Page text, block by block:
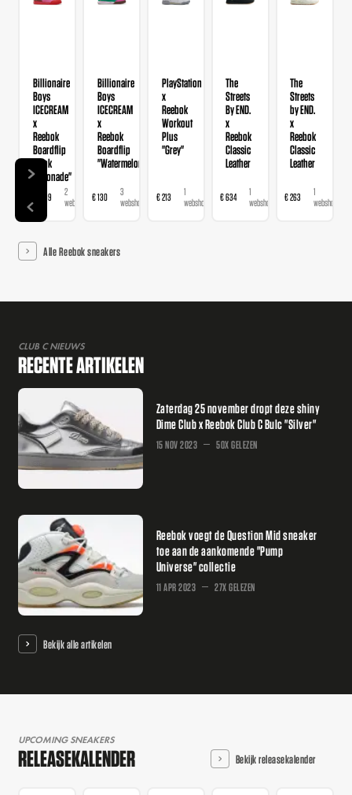
Billionaire
Boys
ICECREAM
x
Reebok
Boardflip
"Pink
Lemonade"
€ 159,99
2
webshops
Billionaire
Boys
ICECREAM
x
Reebok
Boardflip
"Watermelon"
€ 130
3
webshops
PlayStation
x
Reebok
Workout
Plus
"Grey"
€ 213
1
webshop
The
Streets
By END.
x
Reebok
Classic
Leather
€ 634
1
webshop
The
Streets
by END.
x
Reebok
Classic
Leather
€ 263
1
webshop
Alle Reebok sneakers
CLUB C NIEUWS
RECENTE ARTIKELEN
Zaterdag 25 november dropt deze shiny
Dime Club x Reebok Club C Bulc "Silver"
15 NOV 2023 50X GELEZEN
Reebok voegt de Question Mid sneaker
toe aan de aankomende "Pump
Universe" collectie
11 APR 2023 27X GELEZEN
Bekijk alle artikelen
UPCOMING SNEAKERS
RELEASEKALENDER Bekijk releasekalender